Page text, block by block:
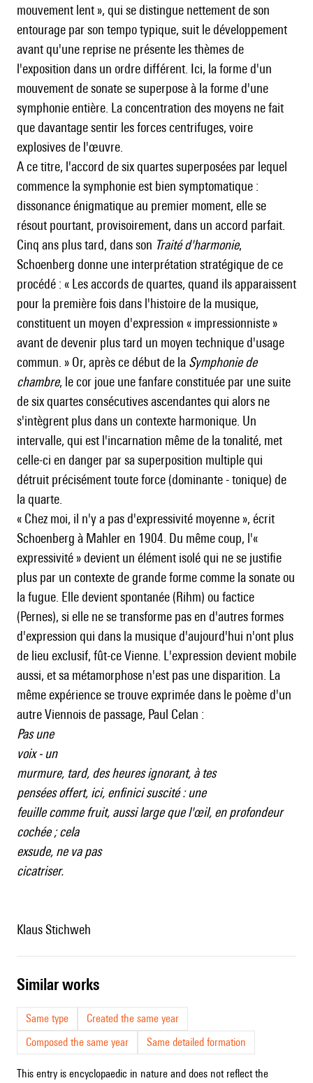
mouvement lent », qui se distingue nettement de son
entourage par son tempo typique, suit le développement
avant qu'une reprise ne présente les thèmes de
l'exposition dans un ordre différent. Ici, la forme d'un
mouvement de sonate se superpose à la forme d'une
symphonie entière. La concentration des moyens ne fait
que davantage sentir les forces centrifuges, voire
explosives de l'œuvre.
A ce titre, l'accord de six quartes superposées par lequel
commence la symphonie est bien symptomatique :
dissonance énigmatique au premier moment, elle se
résout pourtant, provisoirement, dans un accord parfait.
Cinq ans plus tard, dans son Traité d'harmonie,
Schoenberg donne une interprétation stratégique de ce
procédé : « Les accords de quartes, quand ils apparaissent
pour la première fois dans l'histoire de la musique,
constituent un moyen d'expression « impressionniste »
avant de devenir plus tard un moyen technique d'usage
commun. » Or, après ce début de la Symphonie de
chambre, le cor joue une fanfare constituée par une suite
de six quartes consécutives ascendantes qui alors ne
s'intègrent plus dans un contexte harmonique. Un
intervalle, qui est l'incarnation même de la tonalité, met
celle-ci en danger par sa superposition multiple qui
détruit précisément toute force (dominante - tonique) de
la quarte.
« Chez moi, il n'y a pas d'expressivité moyenne », écrit
Schoenberg à Mahleren 1904. Du même coup, l'«
expressivité » devient un élément isolé qui ne se justifie
plus par un contexte de grande forme comme la sonate ou
la fugue. Elle devient spontanée (Rihm) ou factice
(Pernes), si elle ne se transforme pas en d'autres formes
d'expression qui dans la musique d'aujourd'hui n'ont plus
de lieu exclusif, fût-ce Vienne. L'expression devient mobile
aussi, et sa métamorphose n'est pas une disparition. La
même expérience se trouve exprimée dans le poème d'un
autre Viennois de passage, Paul Celan :
Pas une
voix - un
murmure, tard, des heures ignorant, à tes
pensées offert, ici, enfinici suscité : une
feuille comme fruit, aussi large que l'œil, en profondeur
cochée ; cela
exsude, ne va pas
cicatriser.
Klaus Stichweh
similar works
Same type
Created the same year
Composed the same year
Same detailed formation
This entry is encyclopaedic in nature and does not reflect the